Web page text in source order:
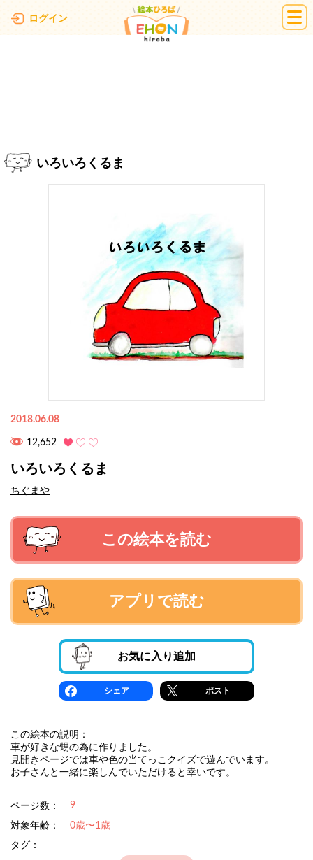
ログイン 絵本ひろば
いろいろくるま
2018.06.08
12,652
いろいろくるま
ちぐまや
この絵本を読む
アプリで読む
お気に入り追加
シェア ポスト
この絵本の説明：
車が好きな甥の為に作りました。
見開きページでは車や色の当てっこクイズで遊んでいます。
お子さんと一緒に楽しんでいただけると幸いです。
ページ数： 9
対象年齢：
0歳〜1歳
タグ：